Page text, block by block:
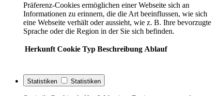
Präferenz-Cookies ermöglichen einer Webseite sich an
Informationen zu erinnern, die die Art beeinflussen, wie sich
eine Webseite verhält oder aussieht, wie z. B. Ihre bevorzugte
Sprache oder die Region in der Sie sich befinden.
Herkunft Cookie Typ Beschreibung Ablauf
Statistiken Statistiken